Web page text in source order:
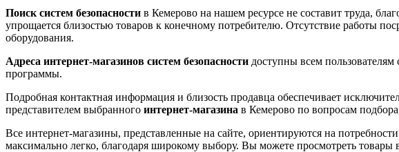
Поиск систем безопасности в Кемерово на нашем ресурсе не составит труда,
упрощается близостью товаров к конечному потребителю. Отсутствие работы
оборудования.
Адреса интернет-магазинов систем безопасности доступны всем
программы.
Подробная контактная информация и близость продавца обеспечивает
представителем выбранного интернет-магазина в Кемерово по вопросам
Все интернет-магазины, представленные на сайте, ориентируются на
максимально легко, благодаря широкому выбору. Вы можете просмотреть товары